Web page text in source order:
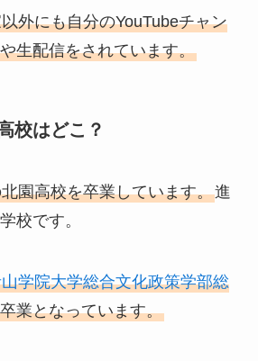
外にも自分のYouTubeチャン
生配信をされています。
校はどこ？
園高校を卒業しています。進
校です。
学院大学総合文化政策学部総
業となっています。